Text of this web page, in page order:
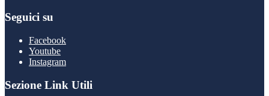
Seguici su
Facebook
Youtube
Instagram
Sezione Link Utili